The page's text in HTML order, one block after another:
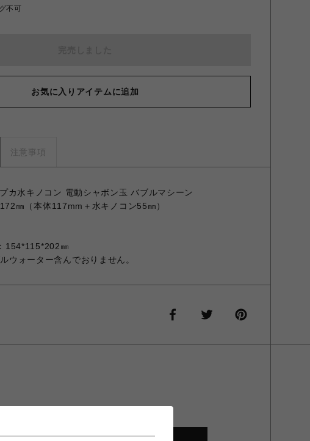
不可
お気に入りアイテムに追加
注意事項
カ水キノコン 電動シャボン玉 バブルマシーン
㎜（本体117mm＋水キノコン55㎜）
154*115*202㎜
ウォーター含んでおりません。